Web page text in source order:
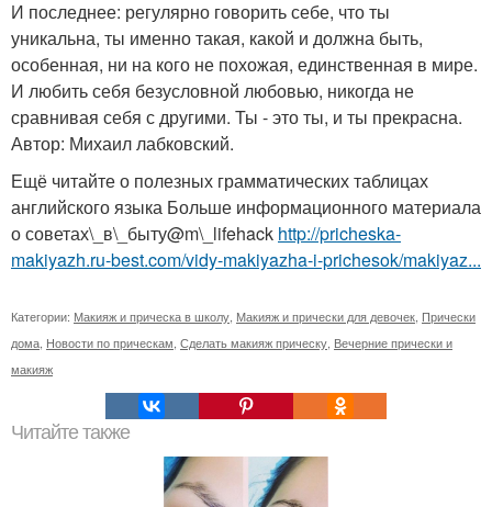
И последнее: регулярно говорить себе, что ты
уникальна, ты именно такая, какой и должна быть,
особенная, ни на кого не похожая, единственная в мире.
И любить себя безусловной любовью, никогда не
сравнивая себя с другими. Ты - это ты, и ты прекрасна.
Автор: Михаил лабковский.
Ещё читайте о полезных грамматических таблицах
английского языка Больше информационного материала
о советах\_в\_быту@m\_lifehack http://pricheska-
makiyazh.ru-best.com/vidy-makiyazha-i-prichesok/makiyaz...
Категории: Макияж и прическа в школу Макияж и прически для девочек Прически
дома Новости по прическам Сделать макияж прическу Вечерние прически и
макияж
Читайте также